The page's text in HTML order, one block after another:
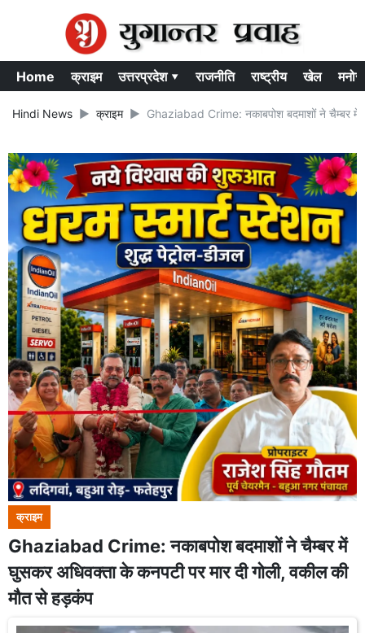
Home क्राइम उत्तरप्रदेश ▾ राजनीति राष्ट्रीय खेल
Hindi News क्राइम Ghaziabad Crime: नकाबपोश बदमाशों ने चैम्बर में
क्राइम
Ghaziabad Crime: नकाबपोश बदमाशों ने चैम्बर में
घुसकर अधिवक्ता के कनपटी पर मार दी गोली, वकील की
मौत से हड़कंप